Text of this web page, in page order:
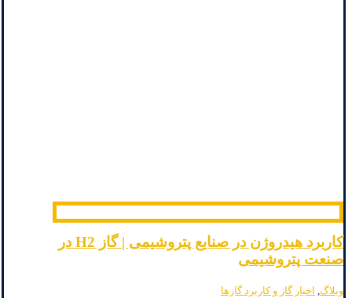
کاربرد هیدروژن در صنایع پتروشیمی | گاز H2 در
صنعت پتروشیمی
وبلاگ, اخبار گاز و کاربرد گازها